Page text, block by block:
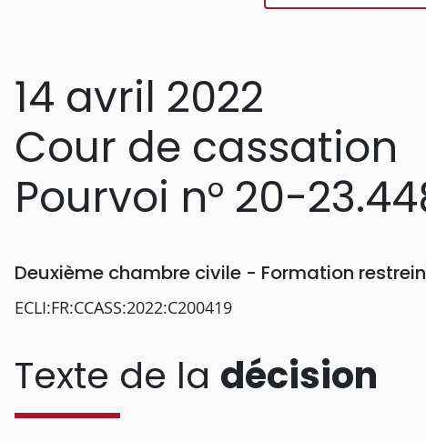
14 avril 2022
Cour de cassation
Pourvoi n° 20-
Deuxième chambre civile - Formation
ECLI:FR:CCASS:2022:C200419
Texte de la décision